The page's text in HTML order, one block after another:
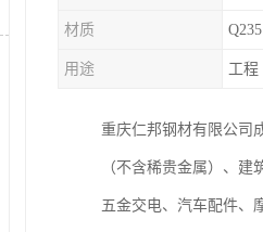
材质 Q235
用途 工程
重庆仁邦钢材有限公司
（不含稀贵金属）、
五金交电、汽车配件、